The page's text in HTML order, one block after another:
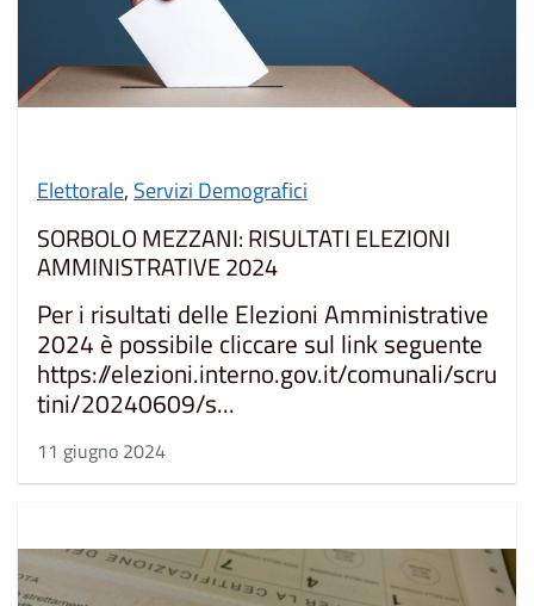
Elettorale, Servizi Demografici
SORBOLO MEZZANI: RISULTATI ELEZIONI
AMMINISTRATIVE 2024
Per i risultati delle Elezioni Amministrative
2024 è possibile cliccare sul link seguente
https://elezioni.interno.gov.it/comunali/scru
tini/20240609/s...
11 giugno 2024